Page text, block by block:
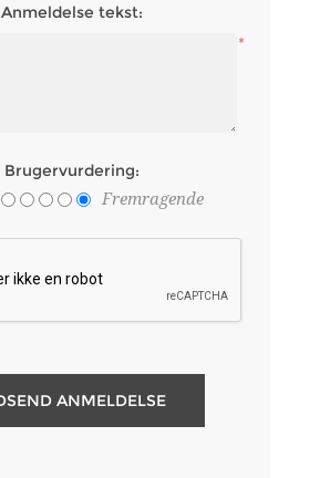
Anmeldelse tekst:
*
Brugervurdering:
Fremragende